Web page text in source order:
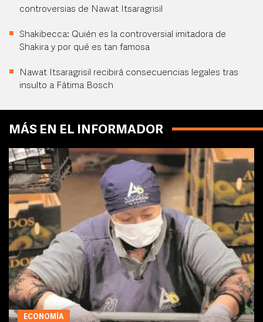
controversias de Nawat Itsaragrisil
Shakibecca: Quién es la controversial imitadora de
Shakira y por qué es tan famosa
Nawat Itsaragrisil recibirá consecuencias legales tras
insulto a Fátima Bosch
MÁS EN EL INFORMADOR
ECONOMÍA